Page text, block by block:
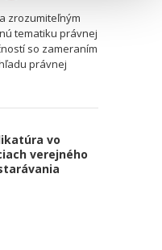
zrozumiteľným
tematiku právnej
so zameraním
právnej
vo
verejného